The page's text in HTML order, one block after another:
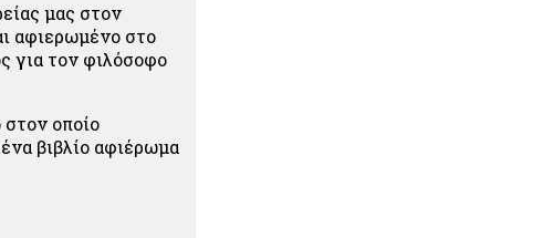
μας στον
αφιερωμένο στο
για τον φιλόσοφο
οποίο
βιβλίο αφιέρωμα